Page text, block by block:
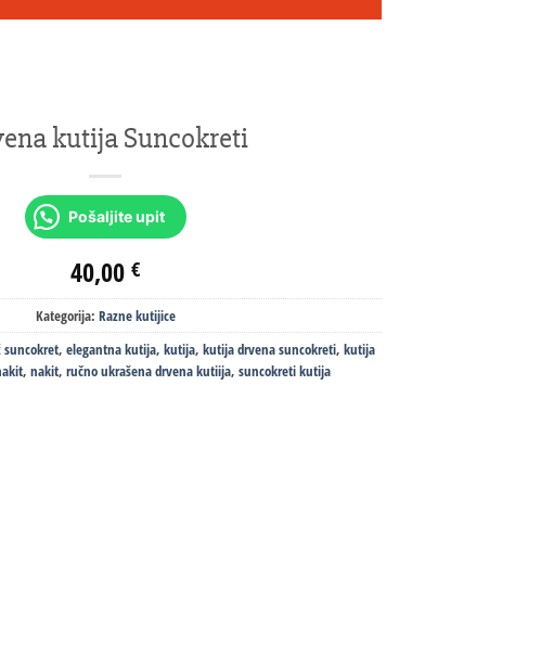
kutija Suncokreti
Pošaljite upit
40,00 €
Kategorija: Razne kutijice
suncokret, elegantna kutija, kutija, kutija drvena suncokreti, kutija
, nakit, ručno ukrašena drvena kutiija, suncokreti kutija